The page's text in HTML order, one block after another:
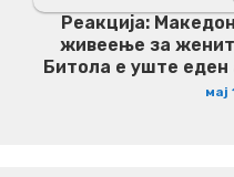
Реакција:
живеење за
Битола е уште
мај